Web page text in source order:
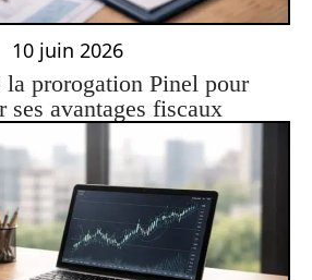
10 juin 2026
la prorogation Pinel pour
ses avantages fiscaux